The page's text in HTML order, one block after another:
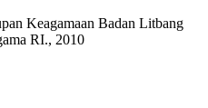
Keagamaan Badan Litbang
RI., 2010